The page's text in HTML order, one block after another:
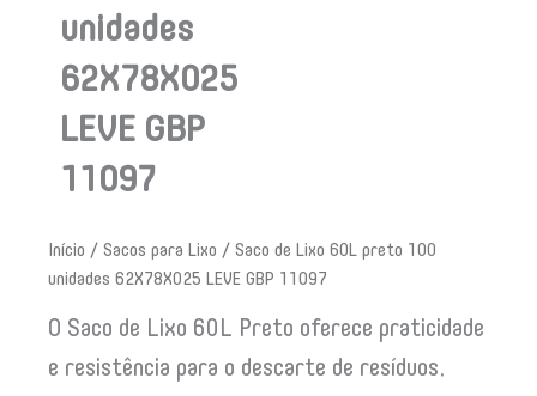
unidades
62X78X025
LEVE GBP
11097
Início / Sacos para Lixo / Saco de Lixo 60L preto 100
unidades 62X78X025 LEVE GBP 11097
O Saco de Lixo 60L Preto oferece praticidade
e resistência para o descarte de resíduos.